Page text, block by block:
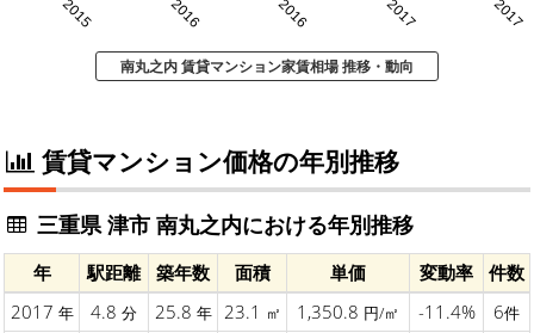
2015 2016 2016 2017 2017
南丸之内 賃貸マンション家賃相場 推移・動向
賃貸マンション価格の年別推移
三重県 津市 南丸之内における年別推移
年 駅距離 築年数 面積 単価 変動率
件数
2017 年 4.8 分 25.8 年 23.1 ㎡ 1,350.8 円/㎡ -11.4% 6件